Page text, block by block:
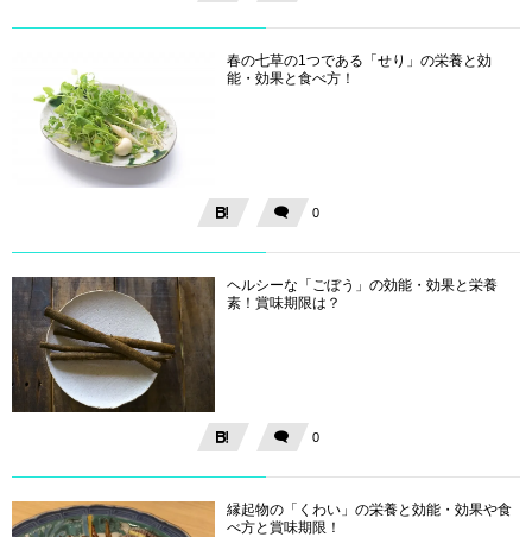
春の七草の1つである「せり」の栄養と効
能・効果と食べ方！
0
ヘルシーな「ごぼう」の効能・効果と栄養
素！賞味期限は？
0
縁起物の「くわい」の栄養と効能・効果や食
べ方と賞味期限！